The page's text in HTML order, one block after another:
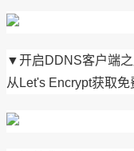
▼开启DDNS客户端
从Let's Encrypt获取免